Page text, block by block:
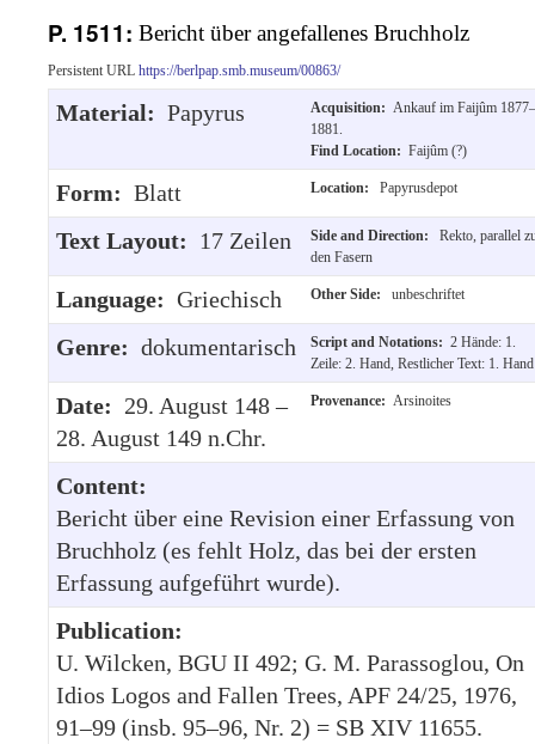
P. 1511: Bericht über angefallenes Bruchholz
Persistent URL https://berlpap.smb.museum/00863/
Material: Papyrus Acquisition: Ankauf im Faijûm 1877–
1881.
Find Location: Faijûm (?)
Form: Blatt Location: Papyrusdepot
Text Layout: 17 Zeilen Side and Direction:
Rekto, parallel
den Fasern
Language: Griechisch Other Side: unbeschriftet
Genre: dokumentarisch Script and Notations: 2 Hände: 1.
Zeile: 2. Hand, Restlicher Text: 1. Hand
Date: 29. August 148 –
28. August 149 n.Chr.
Provenance: Arsinoites
Content:
Bericht über eine Revision einer Erfassung von
Bruchholz (es fehlt Holz, das bei der ersten
Erfassung aufgeführt wurde).
Publication:
U. Wilcken, BGU II 492; G. M. Parassoglou, On
Idios Logos and Fallen Trees, APF 24/25, 1976,
91–99 (insb. 95–96, Nr. 2) = SB XIV 11655.